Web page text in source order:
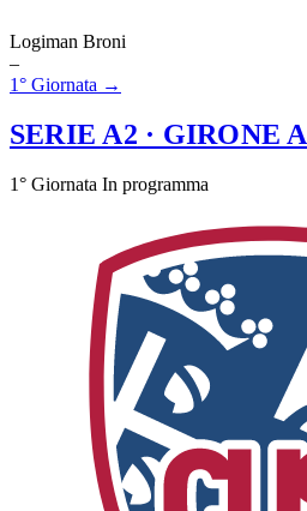
Logiman Broni
–
1° Giornata →
SERIE A2 · GIRONE A
1° Giornata In programma